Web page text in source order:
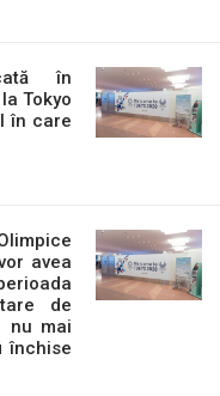
în
Tokyo
în care
avea
de
nu mai
închise